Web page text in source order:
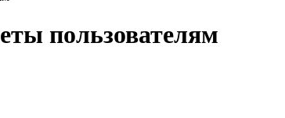
пользователям